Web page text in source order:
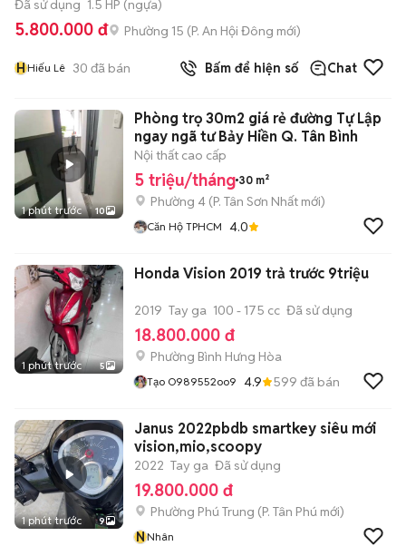
Đã sử dụng 1.5 HP (ngựa)
5.800.000 đ Phường 15 (P. An Hội Đông mới)
HHiếu Lê 30 đã bán Bấm để hiện số Chat
1 phút trước 10
Phòng trọ 30m2 giá rẻ đường Tự Lập
ngay ngã tư Bảy Hiền Q. Tân Bình
Nội thất cao cấp
5 triệu/tháng 30 m²
Phường 4 (P. Tân Sơn Nhất mới)
Căn Hộ TPHCM 4.0
1 phút trước 5
Honda Vision 2019 trả trước 9triệu
2019 Tay ga 100 - 175 cc Đã sử dụng
18.800.000 đ
Phường Bình Hưng Hòa
Tạo O989552oo9 4.9 599 đã bán
1 phút trước 9
Janus 2022pbdb smartkey siêu mới
vision,mio,scoopy
2022 Tay ga Đã sử dụng
19.800.000 đ
Phường Phú Trung (P. Tân Phú mới)
NNhân